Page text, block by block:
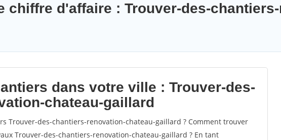
chiffre d'affaire : Trouver-des-
dans votre ville : Trouver-des-
chateau-gaillard
Trouver-des-chantiers-renovation-chateau-gaillard ? Comment trouver
Trouver-des-chantiers-renovation-chateau-gaillard ? En tant